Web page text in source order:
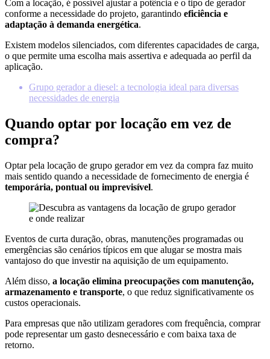
Com a locação, é possível ajustar a potência e o tipo de gerador
conforme a necessidade do projeto, garantindo eficiência e
adaptação à demanda energética.
Existem modelos silenciados, com diferentes capacidades de carga,
o que permite uma escolha mais assertiva e adequada ao perfil da
aplicação.
Grupo gerador a diesel: a tecnologia ideal para diversas
necessidades de energia
Quando optar por locação em vez de
compra?
Optar pela locação de grupo gerador em vez da compra faz muito
mais sentido quando a necessidade de fornecimento de energia é
temporária, pontual ou imprevisível.
Eventos de curta duração, obras, manutenções programadas ou
emergências são cenários típicos em que alugar se mostra mais
vantajoso do que investir na aquisição de um equipamento.
Além disso, a locação elimina preocupações com manutenção,
armazenamento e transporte, o que reduz significativamente os
custos operacionais.
Para empresas que não utilizam geradores com frequência, comprar
pode representar um gasto desnecessário e com baixa taxa de
retorno.